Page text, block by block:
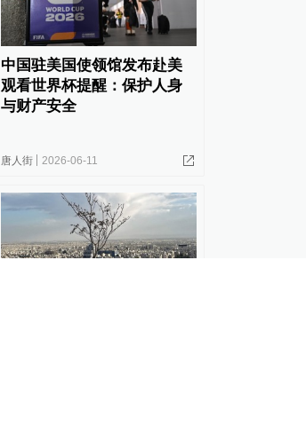
中国驻美国使领馆发布赴美
观看世界杯提醒：保护人身
与财产安全
唐人街 2026-06-11